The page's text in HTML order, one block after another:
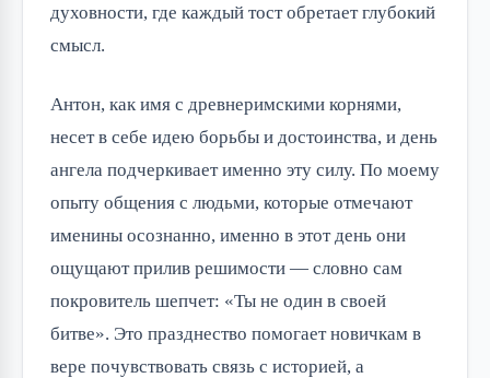
духовности, где каждый тост обретает глубокий
смысл.
Антон, как имя с древнеримскими корнями,
несет в себе идею борьбы и достоинства, и день
ангела подчеркивает именно эту силу. По моему
опыту общения с людьми, которые отмечают
именины осознанно, именно в этот день они
ощущают прилив решимости — словно сам
покровитель шепчет: «Ты не один в своей
битве». Это празднество помогает новичкам в
вере почувствовать связь с историей, а